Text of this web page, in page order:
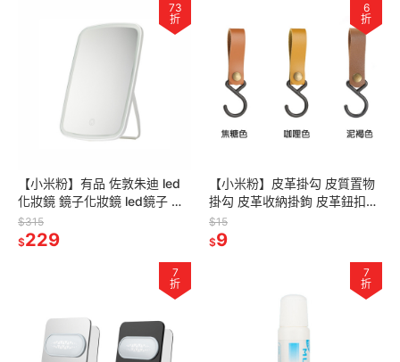
73
折
【小米粉】有品 佐敦朱迪 led
化妝鏡 鏡子化妝鏡 led鏡子 美
妝鏡 智能化妝鏡 帶燈化妝鏡 補
光化妝鏡
$315
$229
6
折
【小米粉】皮革掛勾 皮質置物
掛勾 皮革收納掛鉤 皮革鈕扣掛
鉤 S型掛鈎 戶外掛勾 露營繩扣
收納 露營 掛勾 鑰匙扣
$15
$9
7
折
7
折